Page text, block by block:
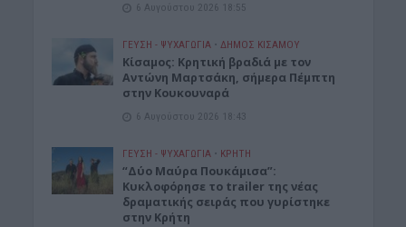
6 Αυγούστου 2026 18:55
ΓΕΎΣΗ - ΨΥΧΑΓΩΓΊΑ • ΔΉΜΟΣ ΚΙΣΆΜΟΥ
Kίσαμος: Κρητική βραδιά με τον
Αντώνη Μαρτσάκη, σήμερα Πέμπτη
στην Κουκουναρά
6 Αυγούστου 2026 18:43
ΓΕΎΣΗ - ΨΥΧΑΓΩΓΊΑ • ΚΡΗΤΗ
“Δύο Μαύρα Πουκάμισα”:
Κυκλοφόρησε το trailer της νέας
δραματικής σειράς που γυρίστηκε
στην Κρήτη